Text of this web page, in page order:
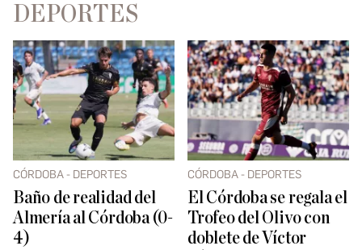
DEPORTES
CÓRDOBA - DEPORTES
Baño de realidad del
Almería al Córdoba (0-
4)
CÓRDOBA - DEPORTES
El Córdoba se regala el
Trofeo del Olivo con
doblete de Víctor